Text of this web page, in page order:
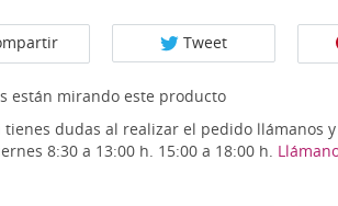
Tweet
están mirando este producto
tienes dudas al realizar el pedido llámanos
8:30 a 13:00 h. 15:00 a 18:00 h.